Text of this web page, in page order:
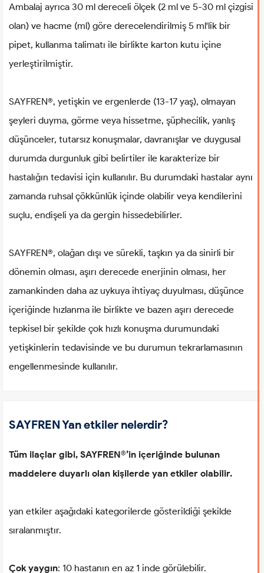
Ambalaj ayrıca 30 ml dereceli ölçek (2 ml ve 5-30 ml çizgisi
olan) ve hacme (ml) göre derecelendirilmiş 5 ml'lik bir
pipet, kullanma talimatı ile birlikte karton kutu içine
yerleştirilmiştir.
SAYFREN®, yetişkin ve ergenlerde (13-17 yaş), olmayan
şeyleri duyma, görme veya hissetme, şüphecilik, yanlış
düşünceler, tutarsız konuşmalar, davranışlar ve duygusal
durumda durgunluk gibi belirtiler ile karakterize bir
hastalığın tedavisi için kullanılır. Bu durumdaki hastalar aynı
zamanda ruhsal çökkünlük içinde olabilir veya kendilerini
suçlu, endişeli ya da gergin hissedebilirler.
SAYFREN®, olağan dışı ve sürekli, taşkın ya da sinirli bir
dönemin olması, aşırı derecede enerjinin olması, her
zamankinden daha az uykuya ihtiyaç duyulması, düşünce
içeriğinde hızlanma ile birlikte ve bazen aşırı derecede
tepkisel bir şekilde çok hızlı konuşma durumundaki
yetişkinlerin tedavisinde ve bu durumun tekrarlamasının
engellenmesinde kullanılır.
SAYFREN Yan etkiler nelerdir?
Tüm ilaçlar gibi, SAYFREN®’in içeriğinde bulunan
maddelere duyarlı olan kişilerde yan etkiler olabilir.
yan etkiler aşağıdaki kategorilerde gösterildiği şekilde
sıralanmıştır.
Çok yaygın: 10 hastanın en az 1 inde görülebilir.